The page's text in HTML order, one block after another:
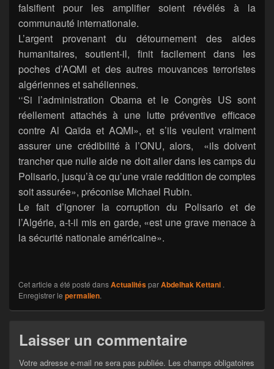
falsifient pour les amplifier soient révélés à la
communauté internationale.
L’argent provenant du détournement des aides
humanitaires, soutient-il, finit facilement dans les
poches d’AQMI et des autres mouvances terroristes
algériennes et sahéliennes.
‘‘Si l’administration Obama et le Congrès US sont
réellement attachés à une lutte préventive efficace
contre Al Qaïda et AQMI», et s’ils veulent vraiment
assurer une crédibilité à l’ONU, alors, «ils doivent
trancher que nulle aide ne doit aller dans les camps du
Polisario, jusqu’à ce qu’une vraie reddition de comptes
soit assurée», préconise Michael Rubin.
Le fait d’ignorer la corruption du Polisario et de
l’Algérie, a-t-il mis en garde, «est une grave menace à
la sécurité nationale américaine».
Cet article a été posté dansActualitésparAbdelhak Kettani .
Enregistrer le permalien.
Laisser un commentaire
Votre adresse e-mail ne sera pas publiée. Les champs obligatoires